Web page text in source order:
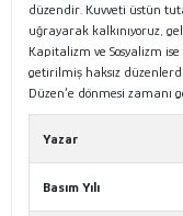
düzendir. Kuvveti üstün
uğrayarak kalkınıyoruz,
Kapitalizm ve Sosyalizm
getirilmiş haksız
Düzen’e dönmesi zamanı
Yazar
Basım Yılı